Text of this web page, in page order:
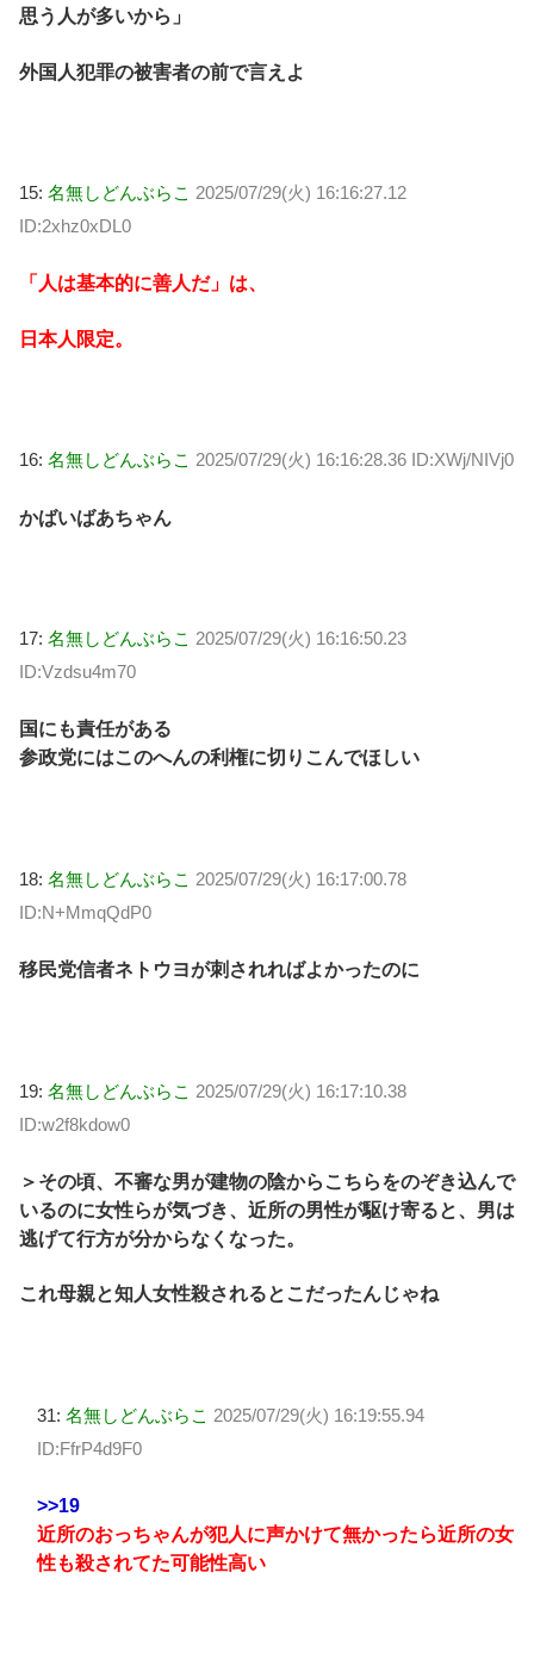
思う人が多いから」
外国人犯罪の被害者の前で言えよ
15: 名無しどんぶらこ 2025/07/29(火) 16:16:27.12
ID:2xhz0xDL0
「人は基本的に善人だ」は、
日本人限定。
16: 名無しどんぶらこ 2025/07/29(火) 16:16:28.36 ID:XWj/NIVj0
かばいばあちゃん
17: 名無しどんぶらこ 2025/07/29(火) 16:16:50.23
ID:Vzdsu4m70
国にも責任がある
参政党にはこのへんの利権に切りこんでほしい
18: 名無しどんぶらこ 2025/07/29(火) 16:17:00.78
ID:N+MmqQdP0
移民党信者ネトウヨが刺されればよかったのに
19: 名無しどんぶらこ 2025/07/29(火) 16:17:10.38
ID:w2f8kdow0
＞その頃、不審な男が建物の陰からこちらをのぞき込んで
いるのに女性らが気づき、近所の男性が駆け寄ると、男は
逃げて行方が分からなくなった。
これ母親と知人女性殺されるとこだったんじゃね
31: 名無しどんぶらこ 2025/07/29(火) 16:19:55.94
ID:FfrP4d9F0
>>19
近所のおっちゃんが犯人に声かけて無かったら近所の女
性も殺されてた可能性高い